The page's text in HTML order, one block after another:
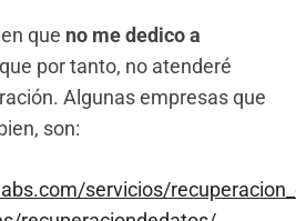
que no me dedico a
por tanto, no atenderé
Algunas empresas que
son:
servicios/